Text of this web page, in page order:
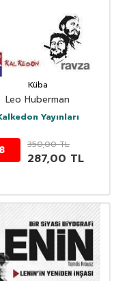
Küba
Leo Huberman
Yayınları
350,00TL
287,00 TL